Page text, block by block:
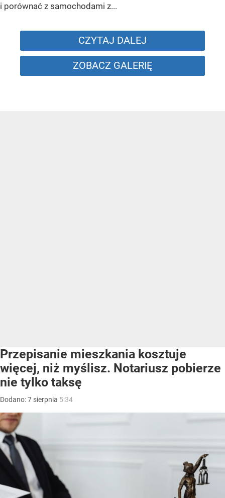
i porównać z samochodami z...
CZYTAJ DALEJ
ZOBACZ GALERIĘ
Przepisanie mieszkania kosztuje
więcej, niż myślisz. Notariusz pobierze
nie tylko taksę
Dodano:7 sierpnia 5:34